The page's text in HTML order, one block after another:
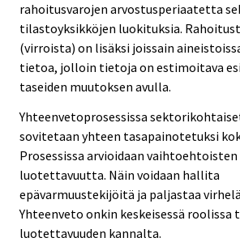
rahoitusvarojen arvostusperiaatetta
tilastoyksikköjen luokituksia.
(virroista) on lisäksi joissain
tietoa, jolloin tietoja on estimoitava
taseiden muutoksen avulla.
Yhteenvetoprosessissa
sovitetaan yhteen tasapainotetuksi
Prosessissa arvioidaan
luotettavuutta. Näin voidaan hallita
epävarmuustekijöitä ja paljastaa
Yhteenveto onkin keskeisessä roolissa
luotettavuuden kannalta.